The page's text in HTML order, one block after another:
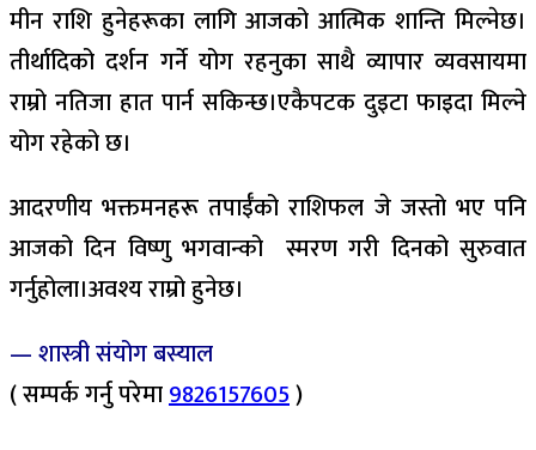
मीन राशि हुनेहरूका लागि आजको आत्मिक शान्ति मिल्नेछ।
तीर्थादिको दर्शन गर्ने योग रहनुका साथै व्यापार व्यवसायमा
राम्रो नतिजा हात पार्न सकिन्छ।एकैपटक दुइटा फाइदा मिल्ने
योग रहेको छ।
आदरणीय भक्तमनहरू तपाईँको राशिफल जे जस्तो भए पनि
आजको दिन विष्णु भगवान्को स्मरण गरी दिनको सुरुवात
गर्नुहोला।अवश्य राम्रो हुनेछ।
— शास्त्री संयोग बस्याल
( सम्पर्क गर्नु परेमा9826157605)